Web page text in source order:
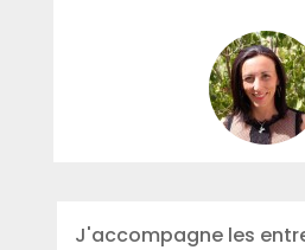
J'accompagne les